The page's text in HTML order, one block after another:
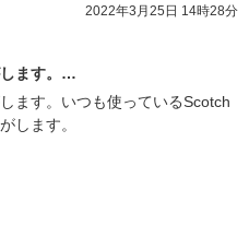
2022年3月25日 14時28分
します。…
ます。いつも使っているScotch
します。